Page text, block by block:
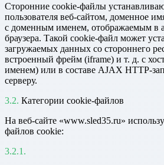
Сторонние cookie-файлы
пользователя веб-сайтом, доменное
с доменным именем, отображаемым в
браузера. Такой cookie-файл может
загружаемых данных со стороннего
встроенный фрейм (iframe) и т. д. с
именем) или в составе AJAX HTTP-
серверу.
Категории cookie-файлов
На веб-сайте «www.sled35.ru»
файлов cookie: